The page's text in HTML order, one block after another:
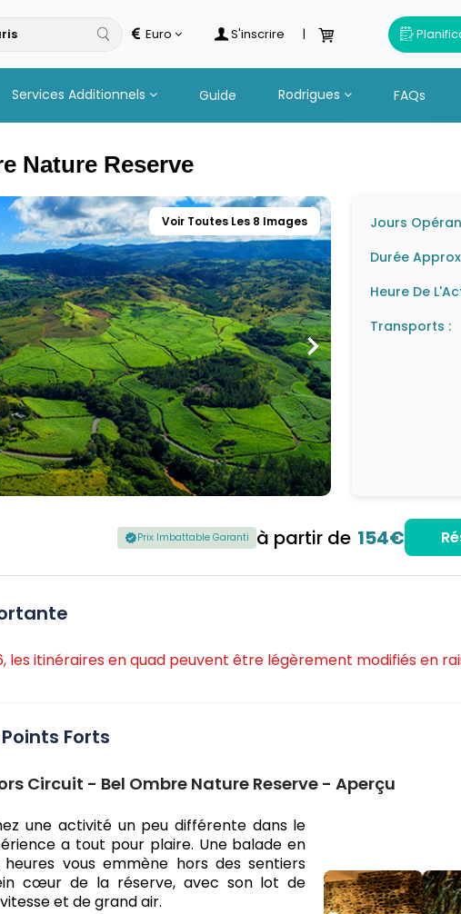
Euro S'inscrire |
Services Additionnels Guide Rodrigues FAQs
Nature Reserve
Voir Toutes Les 8 Images Jours
Durée
Heure De
Transports :
Prix Imbattable Garanti à partir de 154€
les itinéraires en quad peuvent être légèrement modifiés en
Forts
Circuit - Bel Ombre Nature Reserve - Aperçu
une activité un peu différente dans le
a tout pour plaire. Une balade en
vous emmène hors des sentiers
cœur de la réserve, avec son lot de
et de grand air.